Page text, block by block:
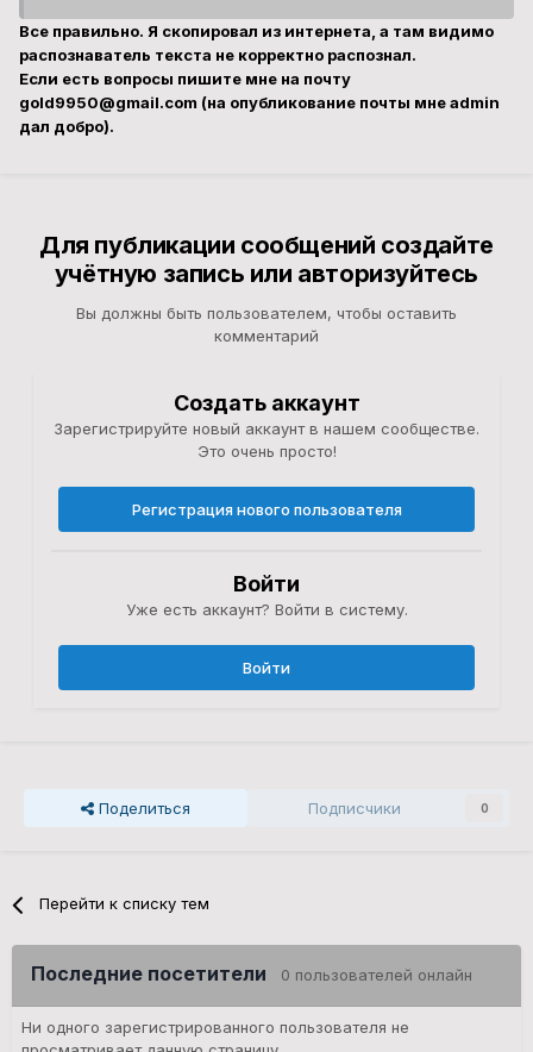
Все правильно. Я скопировал из интернета, а там видимо
распознаватель текста не корректно распознал.
Если есть вопросы пишите мне на почту
gold9950@gmail.com (на опубликование почты мне admin
дал добро).
Для публикации сообщений создайте
учётную запись или авторизуйтесь
Вы должны быть пользователем, чтобы оставить
комментарий
Создать аккаунт
Зарегистрируйте новый аккаунт в нашем сообществе.
Это очень просто!
Регистрация нового пользователя
Войти
Уже есть аккаунт? Войти в систему.
Войти
Поделиться Подписчики 0
Перейти к списку тем
Последние посетители 0 пользователей онлайн
Ни одного зарегистрированного пользователя не